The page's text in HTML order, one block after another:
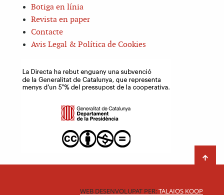
Botiga en línia
Revista en paper
Contacte
Avis Legal & Política de Cookies
WEB DESENVOLUPAT PER:TALAIOS KOOP